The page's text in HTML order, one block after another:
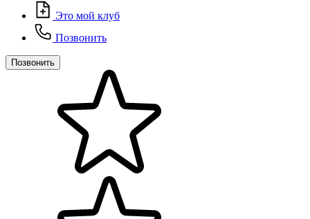
Это мой клуб
Позвонить
Позвонить